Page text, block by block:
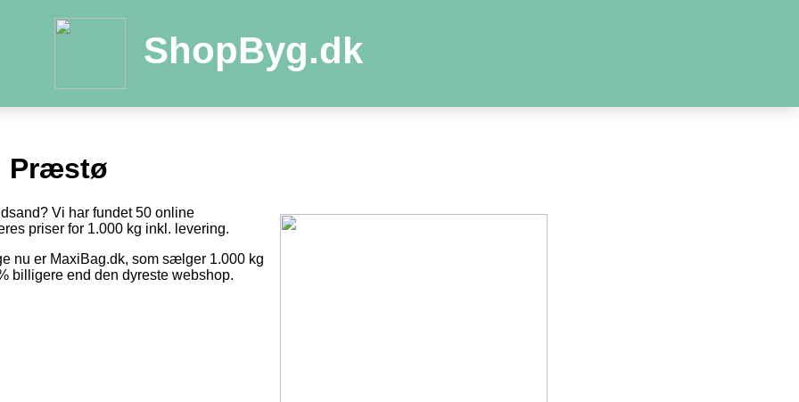
ShopByg.dk
Præstø
Vi har fundet 50 online
priser for 1.000 kg inkl. levering.
nu er MaxiBag.dk, som sælger 1.000 kg
billigere end den dyreste webshop.